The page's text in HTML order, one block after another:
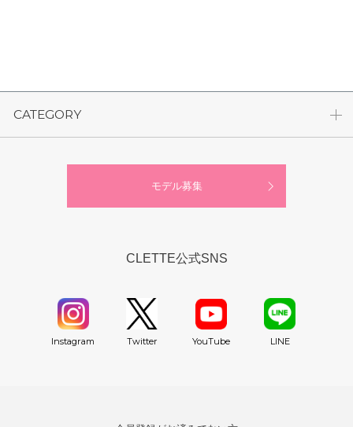
CATEGORY
モデル募集
CLETTE公式SNS
Instagram Twitter YouTube LINE